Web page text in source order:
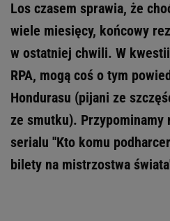
Los czasem sprawia, że
wiele miesięcy, końcowy
w ostatniej chwili. W
RPA, mogą coś o tym
Hondurasu (pijani ze
ze smutku). Przypominamy
serialu ''Kto komu
bilety na mistrzostwa